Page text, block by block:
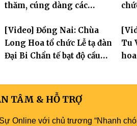
thăm, cúng dàng các
Yên và thành phố Hải
Phòng
bảo
[Video] Đồng Nai: Chùa
Long Hoa tổ chức Lễ tạ đàn
Đại Bi Chẩn tế bạt độ cầu
Tu
TÂM & HỖ TRỢ
Online với chủ trương “Nhanh